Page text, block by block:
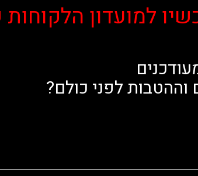
למועדון
לפני כולם?